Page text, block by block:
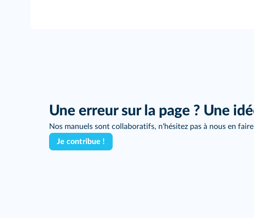
Une erreur sur la page ? Une
Nos manuels sont collaboratifs, n'hésitez pas à nous en
Je contribue !